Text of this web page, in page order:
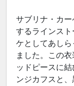
サブリナ・カ
するラインス
ケとしてあし
ました。この
ッドピースに
ンジカフスと